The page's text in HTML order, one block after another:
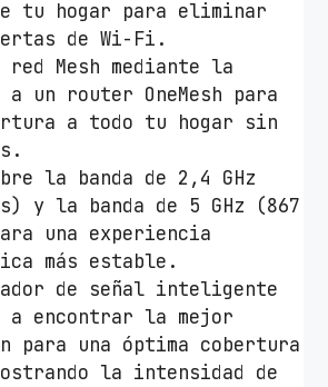
tu hogar para eliminar
de Wi-Fi.
red Mesh mediante la
a un router OneMesh para
a todo tu hogar sin
la banda de 2,4 GHz
y la banda de 5 GHz (867
una experiencia
más estable.
de señal inteligente
a encontrar la mejor
para una óptima cobertura
la intensidad de